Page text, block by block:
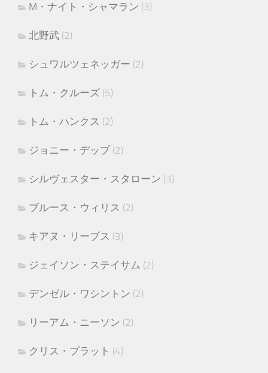
M・ナイト・シャマラン (3)
北野武 (2)
シュワルツェネッガー (2)
トム・クルーズ (5)
トム・ハンクス (2)
ジョニー・デップ(2)
シルヴェスター・スタローン (3)
ブルース・ウィリス (2)
キアヌ・リーブス (3)
ジェイソン・ステイサム (2)
デンゼル・ワシントン (2)
リーアム・ニーソン (2)
クリス・プラット (4)